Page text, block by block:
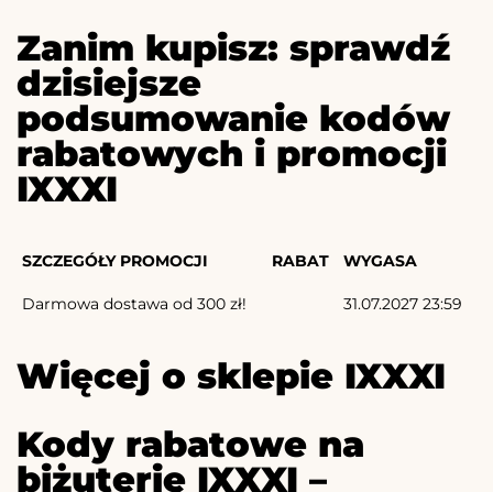
Zanim kupisz: sprawdź
dzisiejsze
podsumowanie kodów
rabatowych i promocji
IXXXI
SZCZEGÓŁY PROMOCJI RABAT WYGASA
Darmowa dostawa od 300 zł! 31.07.2027 23:59
Więcej o sklepie IXXXI
Kody rabatowe na
biżuterię IXXXI –